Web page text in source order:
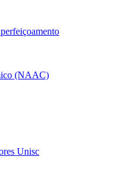
(NAAC)
Unisc